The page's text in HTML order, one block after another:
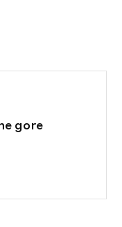
gore